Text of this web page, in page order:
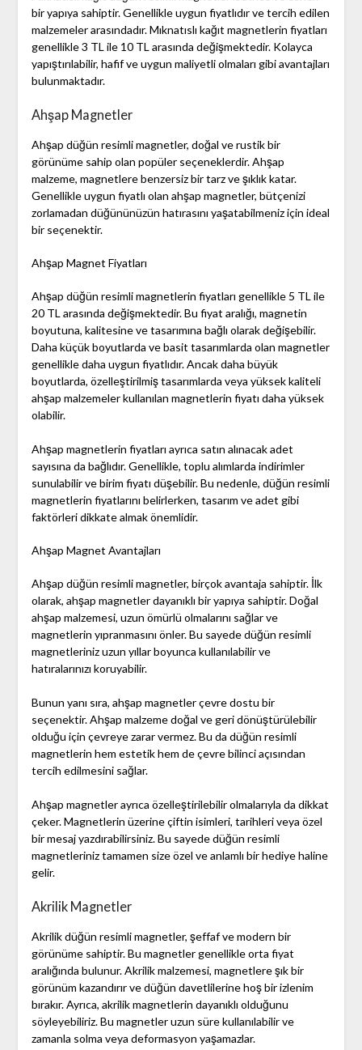
bir yapıya sahiptir. Genellikle uygun fiyatlıdır ve tercih edilen
malzemeler arasındadır. Mıknatıslı kağıt magnetlerin fiyatları
genellikle 3 TL ile 10 TL arasında değişmektedir. Kolayca
yapıştırılabilir, hafif ve uygun maliyetli olmaları gibi avantajları
bulunmaktadır.
Ahşap Magnetler
Ahşap düğün resimli magnetler, doğal ve rustik bir
görünüme sahip olan popüler seçeneklerdir. Ahşap
malzeme, magnetlere benzersiz bir tarz ve şıklık katar.
Genellikle uygun fiyatlı olan ahşap magnetler, bütçenizi
zorlamadan düğününüzün hatırasını yaşatabilmeniz için ideal
bir seçenektir.
Ahşap Magnet Fiyatları
Ahşap düğün resimli magnetlerin fiyatları genellikle 5 TL ile
20 TL arasında değişmektedir. Bu fiyat aralığı, magnetin
boyutuna, kalitesine ve tasarımına bağlı olarak değişebilir.
Daha küçük boyutlarda ve basit tasarımlarda olan magnetler
genellikle daha uygun fiyatlıdır. Ancak daha büyük
boyutlarda, özelleştirilmiş tasarımlarda veya yüksek kaliteli
ahşap malzemeler kullanılan magnetlerin fiyatı daha yüksek
olabilir.
Ahşap magnetlerin fiyatları ayrıca satın alınacak adet
sayısına da bağlıdır. Genellikle, toplu alımlarda indirimler
sunulabilir ve birim fiyatı düşebilir. Bu nedenle, düğün resimli
magnetlerin fiyatlarını belirlerken, tasarım ve adet gibi
faktörleri dikkate almak önemlidir.
Ahşap Magnet Avantajları
Ahşap düğün resimli magnetler, birçok avantaja sahiptir. İlk
olarak, ahşap magnetler dayanıklı bir yapıya sahiptir. Doğal
ahşap malzemesi, uzun ömürlü olmalarını sağlar ve
magnetlerin yıpranmasını önler. Bu sayede düğün resimli
magnetleriniz uzun yıllar boyunca kullanılabilir ve
hatıralarınızı koruyabilir.
Bunun yanı sıra, ahşap magnetler çevre dostu bir
seçenektir. Ahşap malzeme doğal ve geri dönüştürülebilir
olduğu için çevreye zarar vermez. Bu da düğün resimli
magnetlerin hem estetik hem de çevre bilinci açısından
tercih edilmesini sağlar.
Ahşap magnetler ayrıca özelleştirilebilir olmalarıyla da dikkat
çeker. Magnetlerin üzerine çiftin isimleri, tarihleri veya özel
bir mesaj yazdırabilirsiniz. Bu sayede düğün resimli
magnetleriniz tamamen size özel ve anlamlı bir hediye haline
gelir.
Akrilik Magnetler
Akrilik düğün resimli magnetler, şeffaf ve modern bir
görünüme sahiptir. Bu magnetler genellikle orta fiyat
aralığında bulunur. Akrilik malzemesi, magnetlere şık bir
görünüm kazandırır ve düğün davetlilerine hoş bir izlenim
bırakır. Ayrıca, akrilik magnetlerin dayanıklı olduğunu
söyleyebiliriz. Bu magnetler uzun süre kullanılabilir ve
zamanla solma veya deformasyon yaşamazlar.